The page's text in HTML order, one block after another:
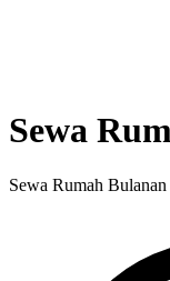
Sewa
Sewa Rumah